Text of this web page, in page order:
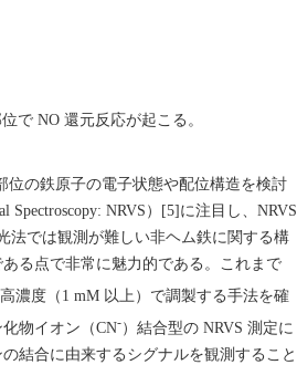
で NO 還元反応が起こる。
の鉄原子の電子状態や配位構造を検討
Spectroscopy: NRVS）[5]に注目し、NRVS
法では観測が難しい非ヘム鉄に関する構
る点で非常に魅力的である。これまで
濃度（1 mM 以上）で調製する手法を確
物イオン（CN-）結合型の NRVS 測定に
結合に由来するシグナルを観測すること